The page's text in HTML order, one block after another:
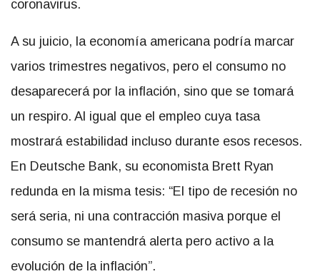
coronavirus.
A su juicio, la economía americana podría marcar
varios trimestres negativos, pero el consumo no
desaparecerá por la inflación, sino que se tomará
un respiro. Al igual que el empleo cuya tasa
mostrará estabilidad incluso durante esos recesos.
En Deutsche Bank, su economista Brett Ryan
redunda en la misma tesis: “El tipo de recesión no
será seria, ni una contracción masiva porque el
consumo se mantendrá alerta pero activo a la
evolución de la inflación”.